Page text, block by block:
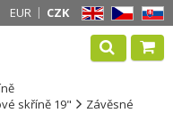
EN CZ SK
EUR CZK
skříně 19"
Závěsné